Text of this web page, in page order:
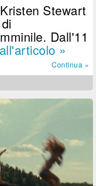
Stewart
Dall'11
»
Continua »